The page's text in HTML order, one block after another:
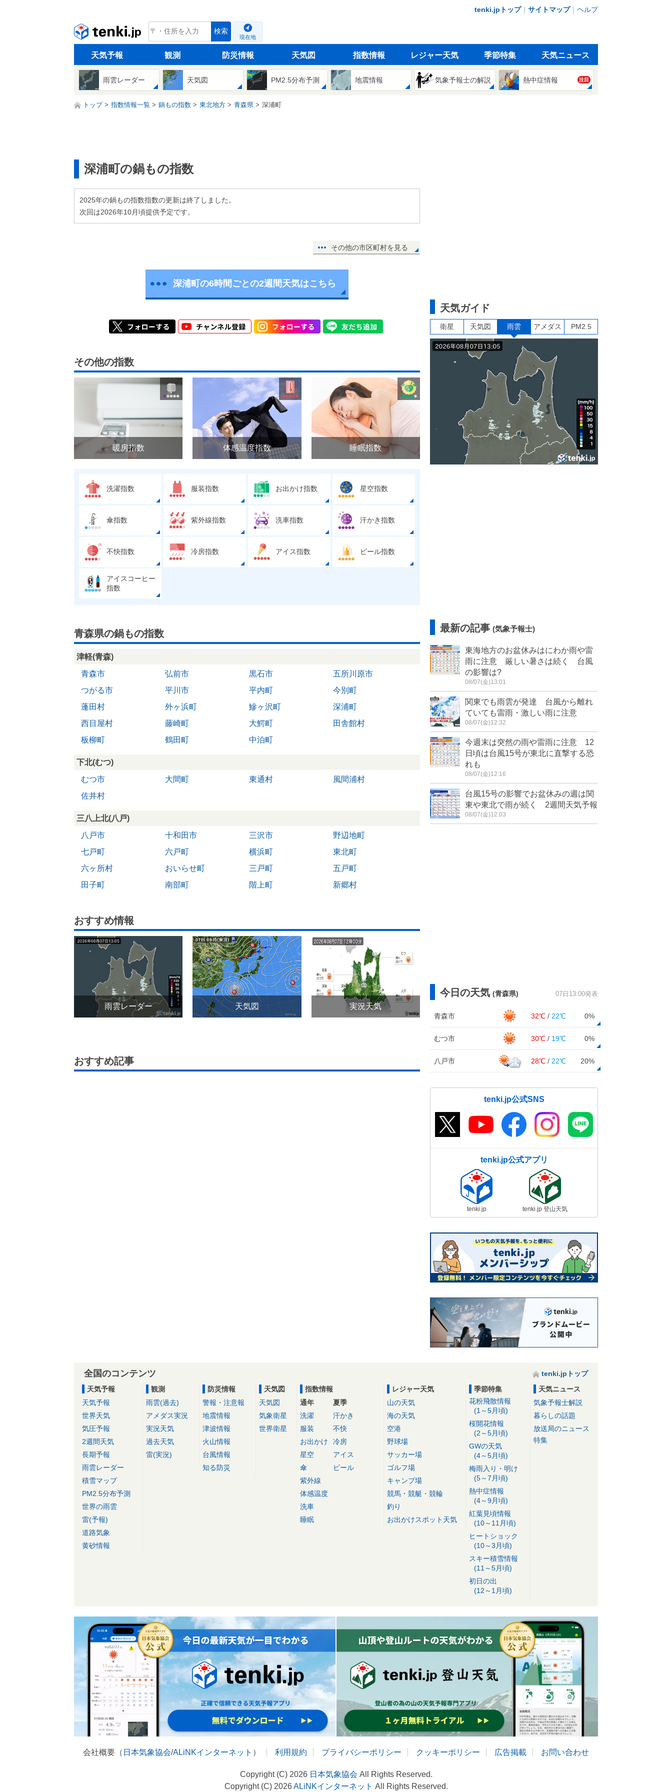
tenki.jpトップ｜ サイトマップ｜ ヘルプ
tenki.jp 検索
現在地
天気予報 観測 防災情報 天気図 指数情報 レジャー天気 季節特集 天気ニュース
雨雲レーダー 天気図 PM2.5分布予測 地震情報 気象予報士の解説 熱中症情報 注目
トップ 指数情報一覧 鍋もの指数 東北地方 青森県 深浦町
深浦町の鍋もの指数
2025年の鍋もの指数指数の更新は終了しました。
次回は2026年10月頃提供予定です。
その他の市区町村を見る
深浦町の6時間ごとの2週間天気はこちら
その他の指数
暖房指数 体感温度指数 睡眠指数
洗濯指数 服装指数 お出かけ指数 星空指数
傘指数 紫外線指数 洗車指数 汗かき指数
不快指数 冷房指数 アイス指数 ビール指数
アイスコーヒー
指数
青森県の鍋もの指数
津軽(青森)
青森市
弘前市 黒石市
五所川原市
つがる市
平川市 平内町
今別町
蓬田村
外ヶ浜町 鰺ヶ沢町
深浦町
西目屋村
藤崎町 大鰐町
田舎館村
板柳町
鶴田町 中泊町
下北(むつ)
むつ市
大間町 東通村
風間浦村
佐井村
三八上北(八戸)
八戸市
十和田市 三沢市
野辺地町
七戸町
六戸町 横浜町
東北町
六ヶ所村
おいらせ町 三戸町
五戸町
田子町
南部町 階上町 新郷村
おすすめ情報
雨雲レーダー 天気図 実況天気
おすすめ記事
天気ガイド
衛星 天気図 雨雲 アメダス PM2.5
最新の記事 (気象予報士)
東海地方のお盆休みはにわか雨や雷
雨に注意 厳しい暑さは続く 台風
の影響は?
08/07(金)13:01
関東でも雨雲が発達 台風から離れ
ていても雷雨・激しい雨に注意
08/07(金)12:32
今週末は突然の雨や雷雨に注意 12
日頃は台風15号が東北に直撃する恐
れも
08/07(金)12:16
台風15号の影響でお盆休みの週は関
東や東北で雨が続く 2週間天気予報
08/07(金)12:03
今日の天気 (青森県) 07日13:00発表
青森市 32℃ / 22℃ 0%
むつ市 30℃ / 19℃ 0%
八戸市 28℃ / 22℃ 20%
tenki.jp公式SNS
tenki.jp公式アプリ
tenki.jp tenki.jp 登山天気
全国のコンテンツ
tenki.jpトップ
天気予報
天気予報
世界天気
気圧予報
2週間天気
長期予報
雨雲レーダー
積雪マップ
PM2.5分布予測
世界の雨雲
雷(予報)
道路気象
黄砂情報
観測
雨雲(過去)
アメダス実況
実況天気
過去天気
雷(実況)
防災情報
警報・注意報
地震情報
津波情報
火山情報
台風情報
知る防災
天気図
天気図
気象衛星
世界衛星
指数情報
通年
洗濯
服装
お出かけ
星空
傘
紫外線
体感温度
洗車
睡眠
夏季
汗かき
不快
冷房
アイス
ビール
レジャー天気
山の天気
海の天気
空港
野球場
サッカー場
ゴルフ場
キャンプ場
競馬・競艇・競輪
釣り
お出かけスポット天気
季節特集
花粉飛散情報
(1～5月頃)
桜開花情報
(2～5月頃)
GWの天気
(4～5月頃)
梅雨入り・明け
(5～7月頃)
熱中症情報
(4～9月頃)
紅葉見頃情報
(10～11月頃)
ヒートショック
(10～3月頃)
スキー積雪情報
(11～5月頃)
初日の出
(12～1月頃)
天気ニュース
気象予報士解説
暮らしの話題
放送局のニュース
特集
会社概要（ 日本気象協会/ALiNKインターネット ） 利用規約 プライバシーポリシー クッキーポリシー 広告掲載 お問い合わせ
Copyright (C) 2026 日本気象協会 All Rights Reserved.
Copyright (C) 2026ALiNKインターネット All Rights Reserved.